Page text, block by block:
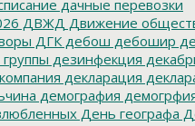
дачные перевозки
ДВЖД Движение
ДГК дебош дебошир
дезинфекция
декларация
демография
День географа